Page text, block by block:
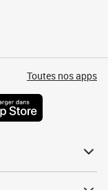
Toutes nos apps